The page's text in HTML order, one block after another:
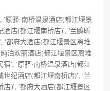
'原驿·南桥温泉酒店(都江堰景
酒店(都江堰南桥店)', '兰鸥昕
'都府大酒店(都江堰景区离堆
泊欢丽酒店(都江堰景区离堆
宿', '原驿·南桥温泉酒店(都江
世纪酒店(都江堰南桥店)', '兰
店)', '都府大酒店(都江堰景区